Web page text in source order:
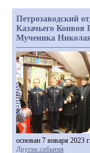
Петрозаводский
Казачьего
Мученика
основан 7 января 2023 г.
Другие события